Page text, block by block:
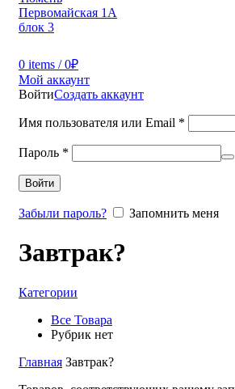
0 items / 0₽
Мой аккаунт
ВойтиСоздать аккаунт
Имя пользователя или Email *
Пароль *
Войти
Забыли пароль? Запомнить меня
Завтрак?
Категории
Все Товара
Рубрик нет
Главная Завтрак?